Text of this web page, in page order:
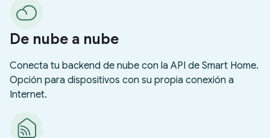
De nube a nube
Conecta tu backend de nube con la API de Smart Home.
Opción para dispositivos con su propia conexión a
Internet.